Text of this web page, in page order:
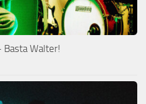
Basta Walter!